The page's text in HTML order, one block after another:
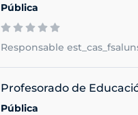
Pública
Responsable
Profesorado de
Pública